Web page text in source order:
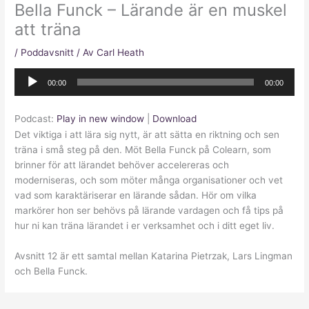
Bella Funck – Lärande är en muskel
att träna
/ Poddavsnitt / AvCarl Heath
Ljudspelare
00:00 00:00
Podcast: Play in new window
Download
Det viktiga i att lära sig nytt, är att sätta en riktning och sen
träna i små steg på den. Möt Bella Funck på Colearn, som
brinner för att lärandet behöver accelereras och
moderniseras, och som möter många organisationer och vet
vad som karaktäriserar en lärande sådan. Hör om vilka
markörer hon ser behövs på lärande vardagen och få tips på
hur ni kan träna lärandet i er verksamhet och i ditt eget liv.
Avsnitt 12 är ett samtal mellan Katarina Pietrzak, Lars Lingman
och Bella Funck.